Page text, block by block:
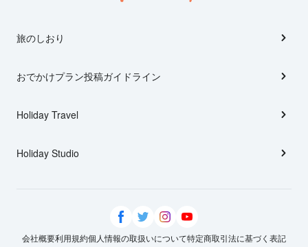
旅のしおり
おでかけプラン投稿ガイドライン
Holiday Travel
Holiday Studio
会社概要利用規約個人情報の取扱いについて特定商取引法に基づく表記